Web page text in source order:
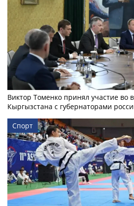
Виктор Томенко принял участие во
Кыргызстана с губернаторами
Спорт